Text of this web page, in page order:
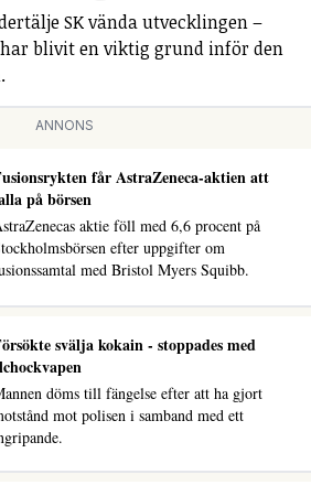
SK vända utvecklingen –
blivit en viktig grund inför den
ANNONS
får AstraZeneca-aktien att
på börsen
aktie föll med 6,6 procent på
efter uppgifter om
med Bristol Myers Squibb.
svälja kokain - stoppades med
döms till fängelse efter att ha gjort
mot polisen i samband med ett